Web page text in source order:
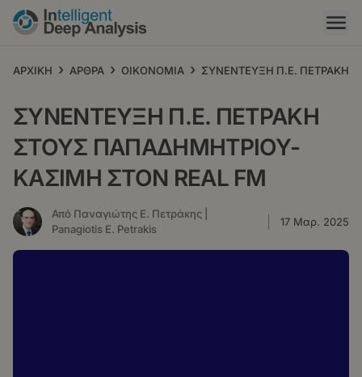
Παράκαμψη
προς
κυρίως
ΑΡΧΙΚΗ › ΑΡΘΡΑ › ΟΙΚΟΝΟΜΙΑ › ΣΥΝΕΝΤΕΥΞΗ Π.Ε. ΠΕΤΡΑΚΗ
ΣΥΝΕΝΤΕΥΞΗ Π.Ε. ΠΕΤΡΑΚΗ
ΣΤΟΥΣ ΠΑΠΑΔΗΜΗΤΡΙΟΥ-
ΚΑΣΙΜΗ ΣΤΟΝ REAL FM
Από Παναγιώτης Ε. Πετράκης |
Panagiotis E. Petrakis
17 Μαρ. 2025